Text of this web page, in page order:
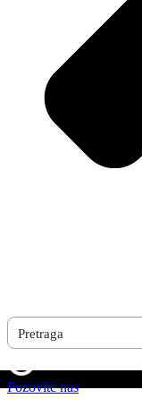
Pozovite nas